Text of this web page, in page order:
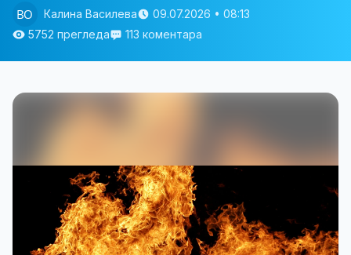
Калина Василева
09.07.2026 • 08:13
5752 прегледа
113 коментара